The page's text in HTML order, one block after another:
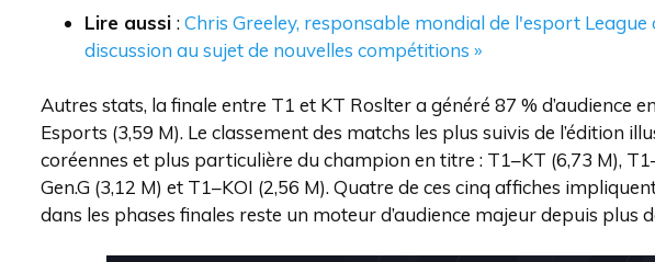
Lire aussi :Chris Greeley, responsable mondial de l'esport League
discussion au sujet de nouvelles compétitions »
Autres stats, la finale entre T1 et KT Roslter a généré 87 % d’audience
Esports (3,59 M). Le classement des matchs les plus suivis de l’édition
coréennes et plus particulière du champion en titre : T1–KT (6,73 M),
Gen.G (3,12 M) et T1–KOI (2,56 M). Quatre de ces cinq affiches
dans les phases finales reste un moteur d’audience majeur depuis plus